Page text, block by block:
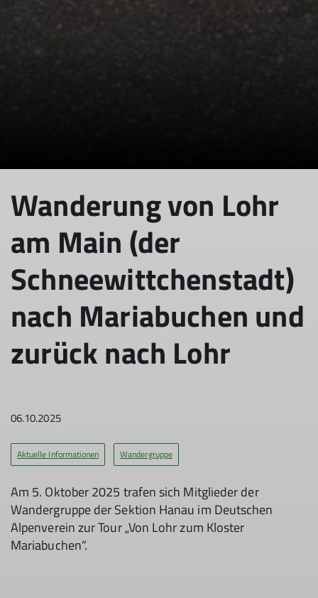
Wanderung von Lohr
am Main (der
Schneewittchenstadt)
nach Mariabuchen und
zurück nach Lohr
06.10.2025
Aktuelle Informationen Wandergruppe
Am 5. Oktober 2025 trafen sich Mitglieder der
Wandergruppe der Sektion Hanau im Deutschen
Alpenverein zur Tour „Von Lohr zum Kloster
Mariabuchen“.